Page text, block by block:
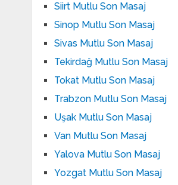
Siirt Mutlu Son Masaj
Sinop Mutlu Son Masaj
Sivas Mutlu Son Masaj
Tekirdağ Mutlu Son Masaj
Tokat Mutlu Son Masaj
Trabzon Mutlu Son Masaj
Uşak Mutlu Son Masaj
Van Mutlu Son Masaj
Yalova Mutlu Son Masaj
Yozgat Mutlu Son Masaj